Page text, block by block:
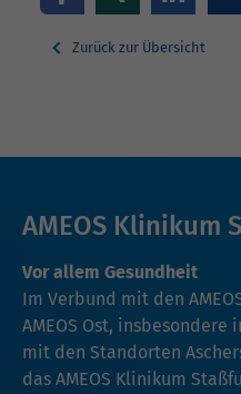
Zurück zur Übersicht
AMEOS Klinikum
Vor allem Gesundheit
Im Verbund mit den
AMEOS Ost,
mit den Standorten
das AMEOS Klinikum